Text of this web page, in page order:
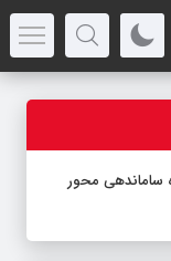
ساماندهی محور